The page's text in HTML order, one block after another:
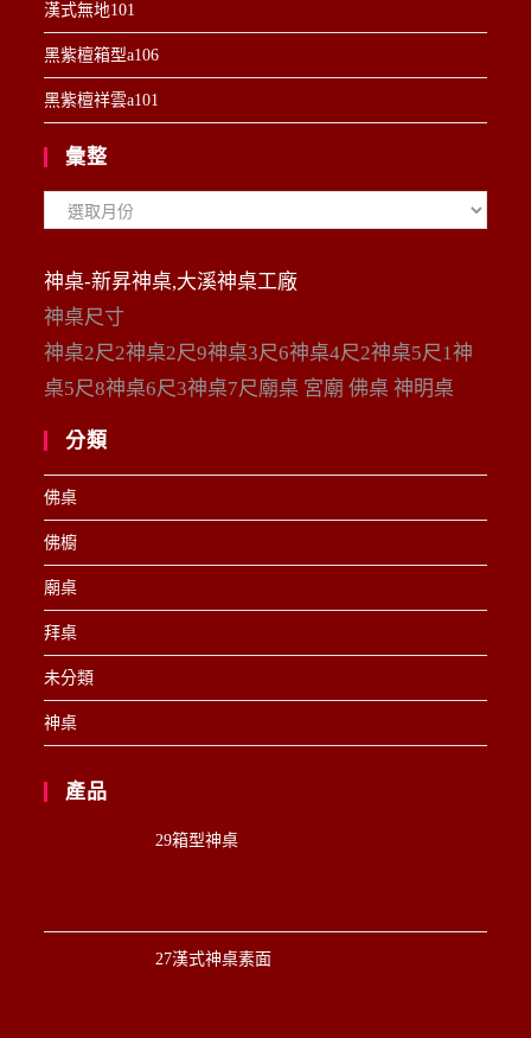
漢式無地101
黑紫檀箱型a106
黑紫檀祥雲a101
彙整
神桌-新昇神桌,大溪神桌工廠
神桌尺寸
神桌2尺2神桌2尺9神桌3尺6神桌4尺2神桌5尺1神
桌5尺8神桌6尺3神桌7尺廟桌 宮廟 佛桌 神明桌
分類
佛桌
佛櫥
廟桌
拜桌
未分類
神桌
產品
29箱型神桌
27漢式神桌素面